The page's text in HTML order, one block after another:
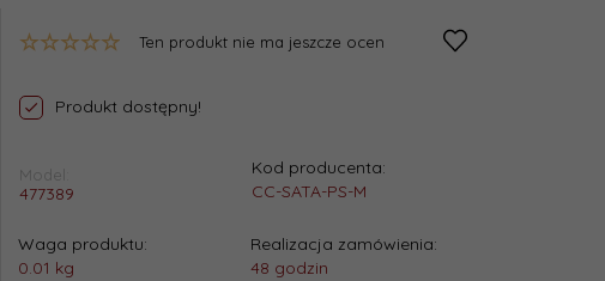
Ten produkt nie ma jeszcze ocen
Produkt dostępny!
Model:
477389
Kod producenta:
CC-SATA-PS-M
Waga produktu:
0.01 kg
Realizacja zamówienia:
48 godzin